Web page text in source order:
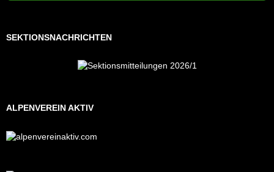
SEKTIONSNACHRICHTEN
ALPENVEREIN AKTIV